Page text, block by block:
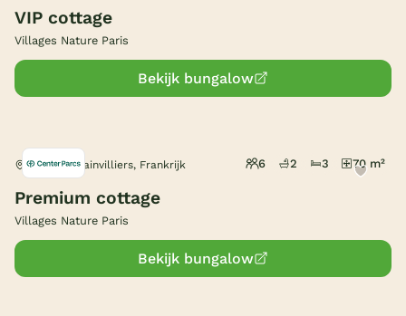
VIP cottage
Villages Nature Paris
Bekijk bungalow
Bailly-Romainvilliers, Frankrijk 6 2 3 70 m²
Premium cottage
Villages Nature Paris
Bekijk bungalow